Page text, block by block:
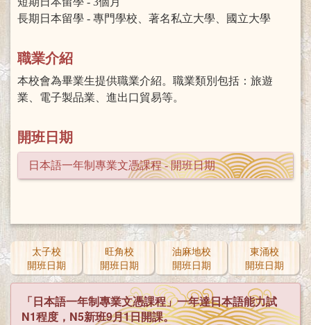
長期日本留學 - 專門學校、著名私立大學、國立大學
職業介紹
本校會為畢業生提供職業介紹。職業類別包括：旅遊
業、電子製品業、進出口貿易等。
開班日期
日本語一年制專業文憑課程 - 開班日期
太子校
開班日期
旺角校
開班日期
油麻地校
開班日期
東涌校
開班日期
「日本語一年制專業文憑課程」一年達日本語能力試
N1程度，N5新班9月1日開課。